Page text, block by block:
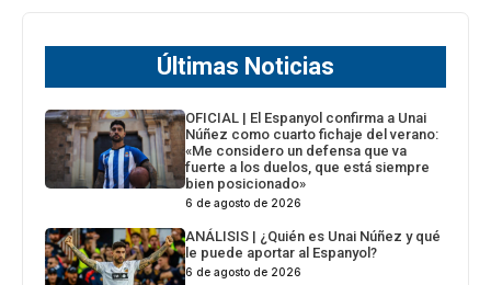
Últimas Noticias
OFICIAL | El Espanyol confirma a Unai
Núñez como cuarto fichaje del verano:
«Me considero un defensa que va
fuerte a los duelos, que está siempre
bien posicionado»
6 de agosto de 2026
ANÁLISIS | ¿Quién es Unai Núñez y qué
le puede aportar al Espanyol?
6 de agosto de 2026